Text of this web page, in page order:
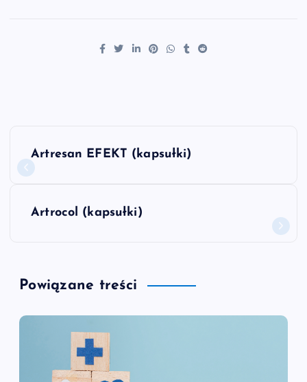
a
g
a
Artresan EFEKT (kapsułki)
Artrocol (kapsułki)
Powiązane treści